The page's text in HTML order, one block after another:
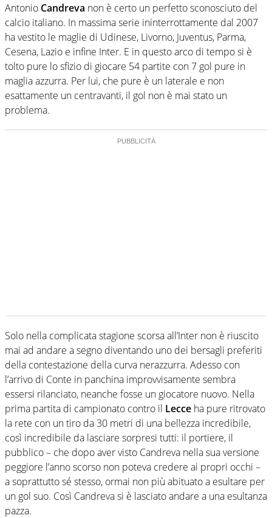
Antonio Candreva non è certo un perfetto sconosciuto del
calcio italiano. In massima serie ininterrottamente dal 2007
ha vestito le maglie di Udinese, Livorno, Juventus, Parma,
Cesena, Lazio e infine Inter. E in questo arco di tempo si è
tolto pure lo sfizio di giocare 54 partite con 7 gol pure in
maglia azzurra. Per lui, che pure è un laterale e non
esattamente un centravanti, il gol non è mai stato un
problema.
Solo nella complicata stagione scorsa all’Inter non è riuscito
mai ad andare a segno diventando uno dei bersagli preferiti
della contestazione della curva nerazzurra. Adesso con
l’arrivo di Conte in panchina improvvisamente sembra
essersi rilanciato, neanche fosse un giocatore nuovo. Nella
prima partita di campionato contro il Lecce ha pure ritrovato
la rete con un tiro da 30 metri di una bellezza incredibile,
così incredibile da lasciare sorpresi tutti: il portiere, il
pubblico – che dopo aver visto Candreva nella sua versione
peggiore l’anno scorso non poteva credere ai propri occhi –
a soprattutto sé stesso, ormai non più abituato a esultare per
un gol suo. Così Candreva si è lasciato andare a una esultanza
pazza.